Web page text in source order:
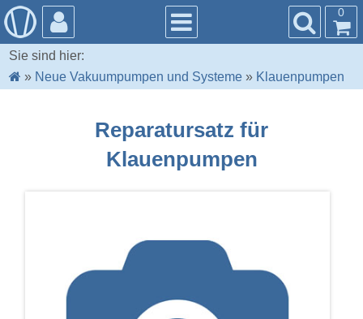
0
Sie sind hier:
» Neue Vakuumpumpen und Systeme » Klauenpumpen
Reparatursatz für
Klauenpumpen